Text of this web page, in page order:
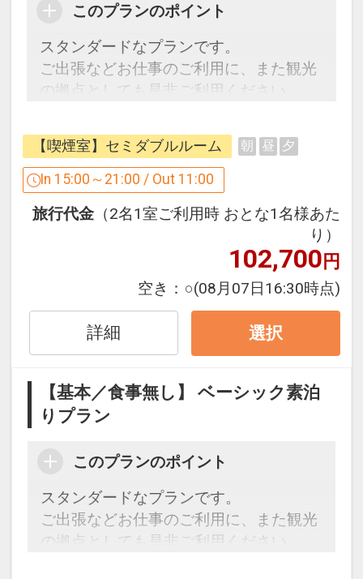
このプランのポイント
スタンダードなプランです。
ご出張などお仕事のご利用に、また観光
の拠点としても是非ご利用ください。
【駐車場のご案内】
収容台数 56台
料金 500円／泊
車両制限 なし
※駐車場はご到着順となっておりご予約
※駐車場内での事故・盗難等につきまし
ては当ホテルでは一切責任を負いかねま
すのでご了承ください。
大型車…要予約・台数制限あり
普通車スペース縦2台分使用時（マイク
普通車スペース縦横計4台分使用時（観
■交通アクセス
【喫煙室】セミダブルルーム 朝 昼 夕
In 15:00～21:00 / Out 11:00
旅行代金 （2名1室ご利用時 おとな1名様あた
り）
102,700円
空き： ○(08月07日16:30時点)
詳細 選択
【基本／食事無し】 ベーシック素泊
りプラン
このプランのポイント
スタンダードなプランです。
ご出張などお仕事のご利用に、また観光
の拠点としても是非ご利用ください。